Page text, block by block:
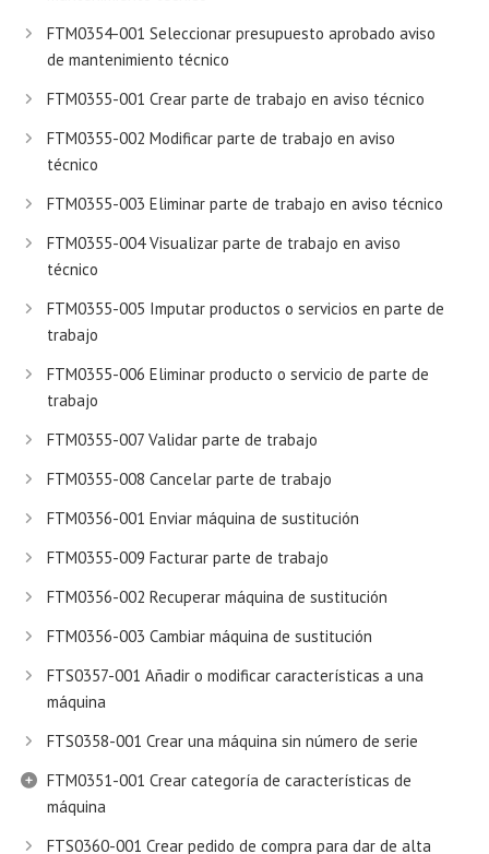
FTM0354-001 Seleccionar presupuesto aprobado aviso
de mantenimiento técnico
FTM0355-001 Crear parte de trabajo en aviso técnico
FTM0355-002 Modificar parte de trabajo en aviso
técnico
FTM0355-003 Eliminar parte de trabajo en aviso técnico
FTM0355-004 Visualizar parte de trabajo en aviso
técnico
FTM0355-005 Imputar productos o servicios en parte de
trabajo
FTM0355-006 Eliminar producto o servicio de parte de
trabajo
FTM0355-007 Validar parte de trabajo
FTM0355-008 Cancelar parte de trabajo
FTM0356-001 Enviar máquina de sustitución
FTM0355-009 Facturar parte de trabajo
FTM0356-002 Recuperar máquina de sustitución
FTM0356-003 Cambiar máquina de sustitución
FTS0357-001 Añadir o modificar características a una
máquina
FTS0358-001 Crear una máquina sin número de serie
FTM0351-001 Crear categoría de características de
máquina
FTS0360-001 Crear pedido de compra para dar de alta